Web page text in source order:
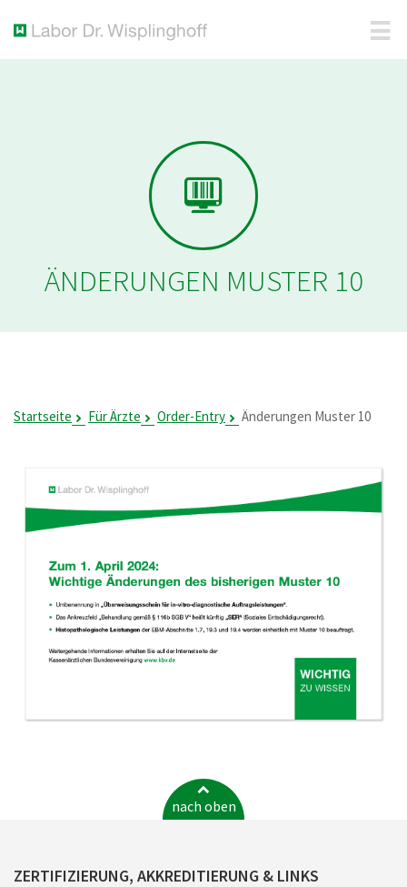
ÄNDERUNGEN MUSTER 10
Startseite Für Ärzte Order-Entry Änderungen Muster 10
nach oben
ZERTIFIZIERUNG, AKKREDITIERUNG & LINKS